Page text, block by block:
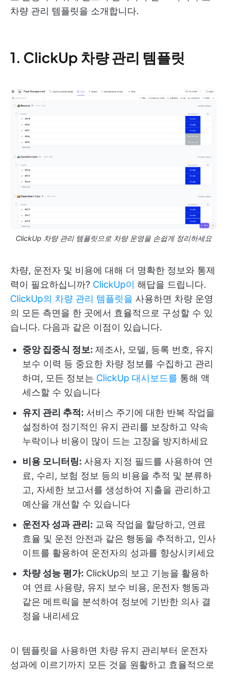
차량 관리 템플릿을 소개합니다.
1. ClickUp 차량 관리 템플릿
ClickUp 차량 관리 템플릿으로 차량 운영을 손쉽게 정리하세요
차량, 운전자 및 비용에 대해 더 명확한 정보와 통제
력이 필요하십니까? ClickUp이 해답을 드립니다.
ClickUp의 차량 관리 템플릿을 사용하면 차량 운영
의 모든 측면을 한 곳에서 효율적으로 구성할 수 있
습니다. 다음과 같은 이점이 있습니다.
중앙 집중식 정보: 제조사, 모델, 등록 번호, 유지
보수 이력 등 중요한 차량 정보를 수집하고 관리
하며, 모든 정보는 ClickUp 대시보드를 통해 액
세스할 수 있습니다
유지 관리 추적: 서비스 주기에 대한 반복 작업을
설정하여 정기적인 유지 관리를 보장하고 약속
누락이나 비용이 많이 드는 고장을 방지하세요
비용 모니터링: 사용자 지정 필드를 사용하여 연
료, 수리, 보험 정보 등의 비용을 추적 및 분류하
고, 자세한 보고서를 생성하여 지출을 관리하고
예산을 개선할 수 있습니다
운전자 성과 관리: 교육 작업을 할당하고, 연료
효율 및 운전 안전과 같은 행동을 추적하고, 인사
이트를 활용하여 운전자의 성과를 향상시키세요
차량 성능 평가: ClickUp의 보고 기능을 활용하
여 연료 사용량, 유지 보수 비용, 운전자 행동과
같은 메트릭을 분석하여 정보에 기반한 의사 결
정을 내리세요
이 템플릿을 사용하면 차량 유지 관리부터 운전자
성과에 이르기까지 모든 것을 원활하고 효율적으로